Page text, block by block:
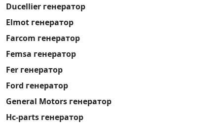
Ducellier генератор
Elmot генератор
Farcom генератор
Femsa генератор
Fer генератор
Ford генератор
General Motors генератор
Hc-parts генератор